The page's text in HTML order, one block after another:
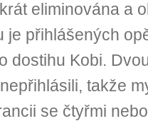
eliminována a
je přihlášených
dostihu Kobi.
takže
se čtyřmi